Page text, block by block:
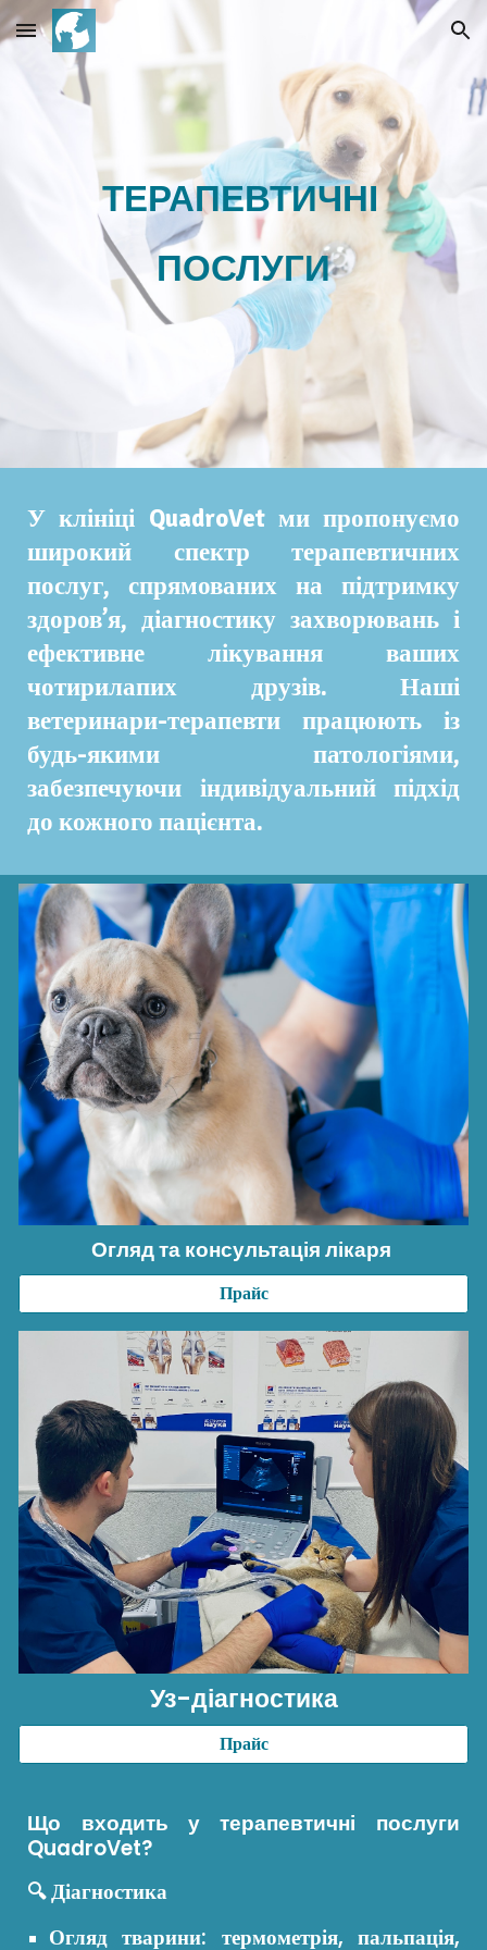
Skip to main content Skip to navigation
ТЕРАПЕВТИЧНІ
ПОСЛУГИ
У клініці QuadroVet ми пропонуємо
широкий спектр терапевтичних
послуг, спрямованих на підтримку
здоров’я, діагностику захворювань і
ефективне лікування ваших
чотирилапих друзів. Наші
ветеринари-терапевти працюють із
будь-якими патологіями,
забезпечуючи індивідуальний підхід
до кожного пацієнта.
Огляд та консультація лікаря
Прайс
Уз-діагностика
Прайс
Що входить у терапевтичні послуги
QuadroVet?
🔍 Діагностика
Огляд тварини: термометрія, пальпація,